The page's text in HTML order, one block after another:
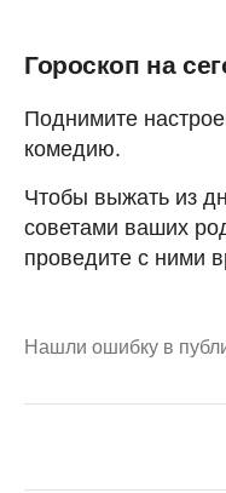
Гороскоп на
Поднимите
комедию.
Чтобы выжать из
советами ваших
проведите с ними
Нашли ошибку в